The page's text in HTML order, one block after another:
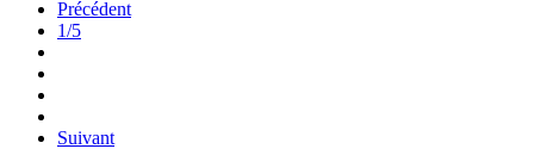
Précédent
1/5
Suivant